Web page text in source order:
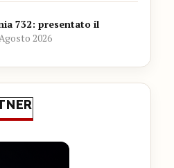
732: presentato il
2026